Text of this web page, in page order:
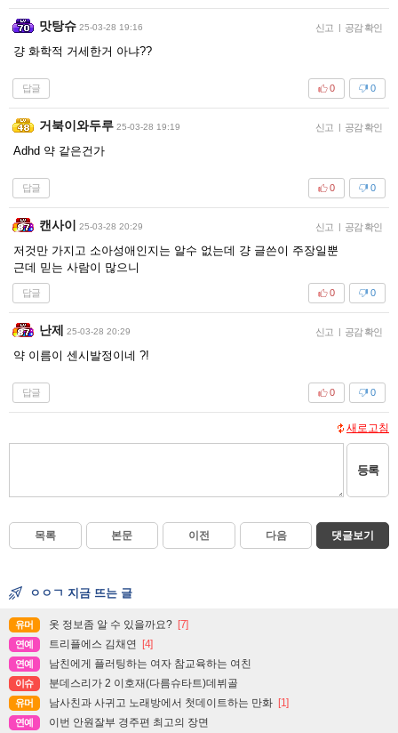
맛탕슈 25-03-28 19:16 신고 | 공감 확인
걍 화학적 거세한거 아냐??
답글 0
0
거북이와두루 25-03-28 19:19 신고 | 공감 확인
Adhd 약 같은건가
답글 0
0
캔사이 25-03-28 20:29 신고 | 공감 확인
저것만 가지고 소아성애인지는 알수 없는데 걍 글쓴이 주장일뿐
근데 믿는 사람이 많으니
답글 0
0
난제 25-03-28 20:29 신고 | 공감 확인
약 이름이 센시발정이네 ?!
답글 0
0
새로고침
등록
목록 본문 이전 다음 댓글보기
ㅇㅇㄱ 지금 뜨는 글
유머 옷 정보좀 알 수 있을까요? [7]
연예 트리플에스 김채연 [4]
연예 남친에게 플러팅하는 여자 참교육하는 여친
이슈 분데스리가 2 이호재(다름슈타트)데뷔골
유머 남사친과 사귀고 노래방에서 첫데이트하는 만화 [1]
연예 이번 안원잘부 경주편 최고의 장면